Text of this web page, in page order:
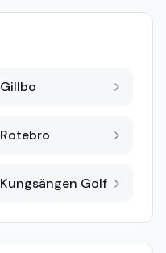
Gillbo
Rotebro
Kungsängen Golf